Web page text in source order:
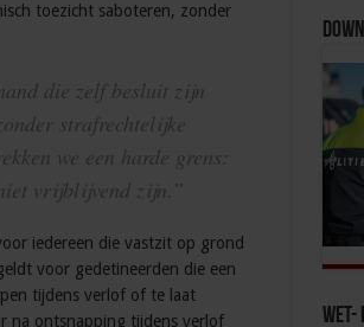
toezicht saboteren, zonder
die zelf besluit zijn
strafrechtelijke
we een harde grens:
vrijblijvend zijn.”
iedereen die vastzit op grond
voor gedetineerden die een
tijdens verlof of te laat
na ontsnapping tijdens verlof
Wet-